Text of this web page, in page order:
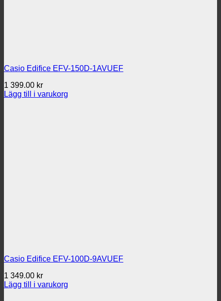
Casio Edifice EFV-150D-1AVUEF
1 399.00 kr
Lägg till i varukorg
Casio Edifice EFV-100D-9AVUEF
1 349.00 kr
Lägg till i varukorg